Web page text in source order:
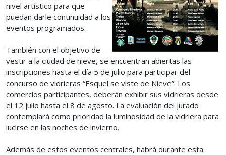
nivel artístico para que
puedan darle continuidad a los
eventos programados.
También con el objetivo de
vestir a la ciudad de nieve, se encuentran abiertas las
inscripciones hasta el día 5 de julio para participar del
concurso de vidrieras “Esquel se viste de Nieve”. Los
comercios participantes, deberán exhibir sus vidrieras desde
el 12 julio hasta el 8 de agosto. La evaluación del jurado
contemplará como prioridad la luminosidad de la vidriera para
lucirse en las noches de invierno.
Además de estos eventos centrales, habrá durante esta